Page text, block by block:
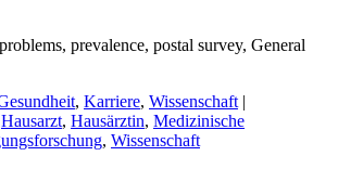
prevalence, postal survey, General
, Karriere, Wissenschaft |
Hausarzt, Hausärztin, Medizinische
, Wissenschaft